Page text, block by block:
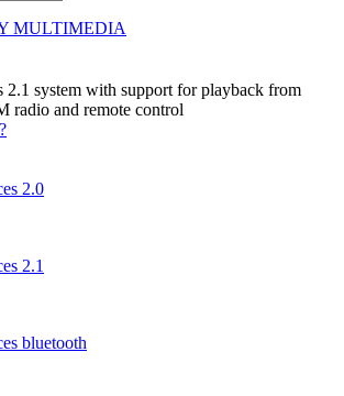
MULTIMEDIA
2.1 system with support for playback from
radio and remote control
2.0
2.1
bluetooth